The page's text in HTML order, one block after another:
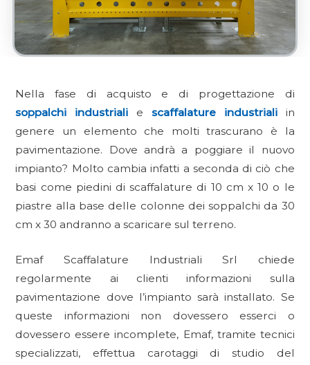
Nella fase di acquisto e di progettazione di
soppalchi industriali e scaffalature industrialiin
genere un elemento che molti trascurano è la
pavimentazione. Dove andrà a poggiare il nuovo
impianto? Molto cambia infatti a seconda di ciò che
basi come piedini di scaffalature di 10 cm x 10 o le
piastre alla base delle colonne dei soppalchi da 30
cm x 30 andranno a scaricare sul terreno.
Emaf Scaffalature Industriali Srl chiede
regolarmente ai clienti informazioni sulla
pavimentazione dove l’impianto sarà installato. Se
queste informazioni non dovessero esserci o
dovessero essere incomplete, Emaf, tramite tecnici
specializzati, effettua carotaggi di studio del